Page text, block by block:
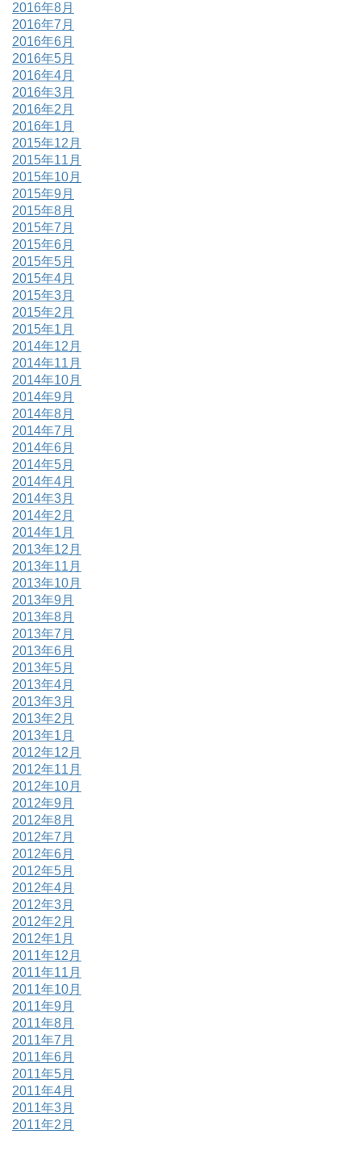
2016年8月
2016年7月
2016年6月
2016年5月
2016年4月
2016年3月
2016年2月
2016年1月
2015年12月
2015年11月
2015年10月
2015年9月
2015年8月
2015年7月
2015年6月
2015年5月
2015年4月
2015年3月
2015年2月
2015年1月
2014年12月
2014年11月
2014年10月
2014年9月
2014年8月
2014年7月
2014年6月
2014年5月
2014年4月
2014年3月
2014年2月
2014年1月
2013年12月
2013年11月
2013年10月
2013年9月
2013年8月
2013年7月
2013年6月
2013年5月
2013年4月
2013年3月
2013年2月
2013年1月
2012年12月
2012年11月
2012年10月
2012年9月
2012年8月
2012年7月
2012年6月
2012年5月
2012年4月
2012年3月
2012年2月
2012年1月
2011年12月
2011年11月
2011年10月
2011年9月
2011年8月
2011年7月
2011年6月
2011年5月
2011年4月
2011年3月
2011年2月